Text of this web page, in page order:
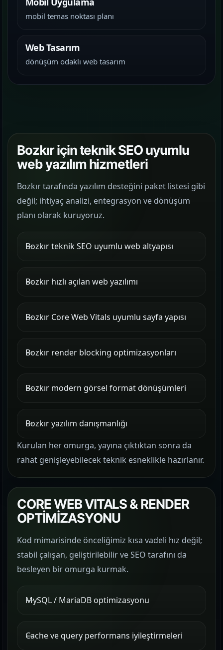
mobil temas noktası planı
Web Tasarım
dönüşüm odaklı web tasarım
Bozkır için teknik SEO uyumlu
web yazılım hizmetleri
Bozkır tarafında yazılım desteğini paket listesi gibi
değil; ihtiyaç analizi, entegrasyon ve dönüşüm
planı olarak kuruyoruz.
Bozkır teknik SEO uyumlu web altyapısı
Bozkır hızlı açılan web yazılımı
Bozkır Core Web Vitals uyumlu sayfa yapısı
Bozkır render blocking optimizasyonları
Bozkır modern görsel format dönüşümleri
Bozkır yazılım danışmanlığı
Kurulan her omurga, yayına çıktıktan sonra da
rahat genişleyebilecek teknik esneklikle hazırlanır.
CORE WEB VITALS & RENDER
OPTİMİZASYONU
Kod mimarisinde önceliğimiz kısa vadeli hız değil;
stabil çalışan, geliştirilebilir ve SEO tarafını da
besleyen bir omurga kurmak.
MySQL / MariaDB optimizasyonu
Cache ve query performans iyileştirmeleri